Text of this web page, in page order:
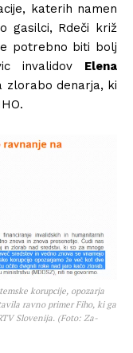
katerih namen
gasilci, Rdeči križ
potrebno biti bolj
invalidov Elena
zlorabo denarja, ki
korupcije, opozarja
ravno primer Fiho, ki ga
Slovenija. (Foto: Za-